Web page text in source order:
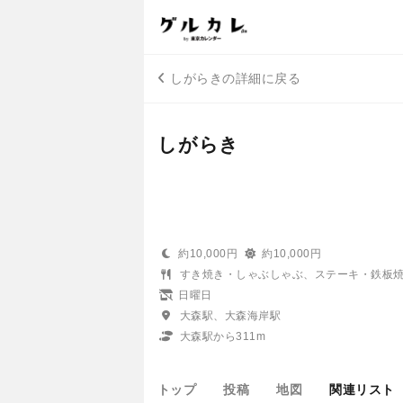
しがらきの詳細に戻る
しがらき
約10,000円
約10,000円
すき焼き・しゃぶしゃぶ、ステーキ・鉄板
日曜日
大森駅、大森海岸駅
大森駅から311m
トップ 投稿 地図 関連リスト